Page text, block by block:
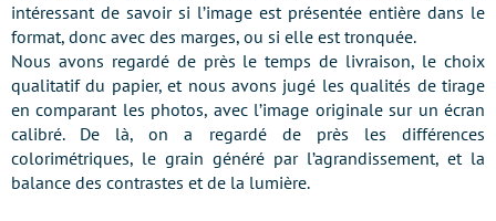
intéressant de savoir si l’image est présentée entière dans le
format, donc avec des marges, ou si elle est tronquée.
Nous avons regardé de près le temps de livraison, le choix
qualitatif du papier, et nous avons jugé les qualités de tirage
en comparant les photos, avec l’image originale sur un écran
calibré. De là, on a regardé de près les différences
colorimétriques, le grain généré par l’agrandissement, et la
balance des contrastes et de la lumière.